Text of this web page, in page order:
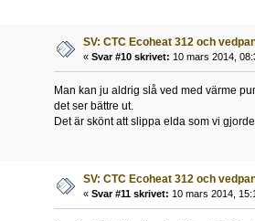
SV: CTC Ecoheat 312 och
« Svar #10 skrivet: 10 mars 2014,
Man kan ju aldrig slå ved med värme
det ser bättre ut.
Det är skönt att slippa elda som vi
SV: CTC Ecoheat 312 och
« Svar #11 skrivet: 10 mars 2014,